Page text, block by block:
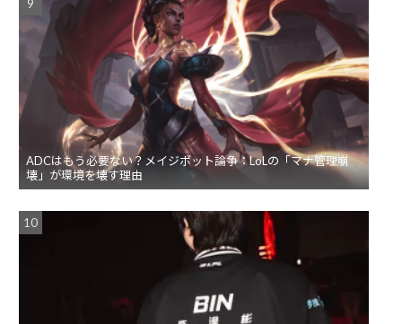
ADCはもう必要ない？メイジボット論争：LoLの「マナ管理崩
壊」が環境を壊す理由